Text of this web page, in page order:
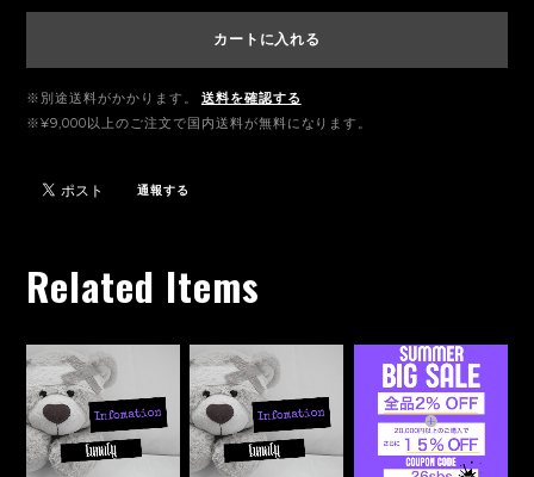
カートに入れる
※別途送料がかかります。
送料を確認する
※¥9,000以上のご注文で国内送料が無料になります。
通報する
Related Items